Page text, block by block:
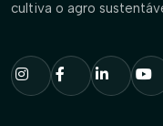
cultiva o agro